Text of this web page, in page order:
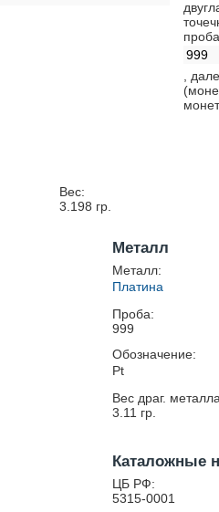
999
,
Вес:
3.198 гр.
Металл
Металл:
Платина
Проба:
999
Обозначение:
Pt
Вес драг.
3.11 гр.
Каталожные
ЦБ РФ:
5315-0001